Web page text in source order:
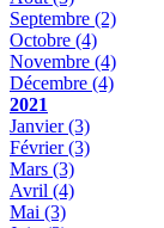
Septembre (2)
Octobre (4)
Novembre (4)
Décembre (4)
2021
Janvier(3)
Février(3)
Mars (3)
Avril (4)
Mai (3)